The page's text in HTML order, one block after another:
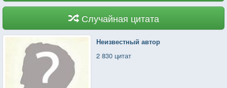
Случайная цитата
Неизвестный автор
2 830 цитат